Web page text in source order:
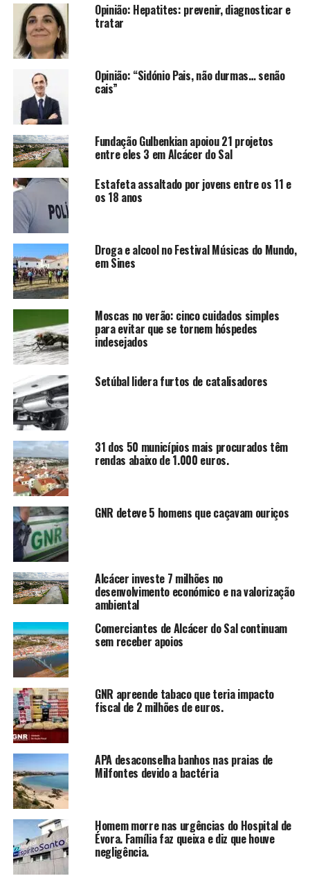
Opinião: Hepatites: prevenir, diagnosticar e
tratar
Opinião: “Sidónio Pais, não durmas… senão
cais”
Fundação Gulbenkian apoiou 21 projetos
entre eles 3 em Alcácer do Sal
Estafeta assaltado por jovens entre os 11 e
os 18 anos
Droga e alcool no Festival Músicas do Mundo,
em Sines
Moscas no verão: cinco cuidados simples
para evitar que se tornem hóspedes
indesejados
Setúbal lidera furtos de catalisadores
31 dos 50 municípios mais procurados têm
rendas abaixo de 1.000 euros.
GNR deteve 5 homens que caçavam ouriços
Alcácer investe 7 milhões no
desenvolvimento económico e na valorização
ambiental
Comerciantes de Alcácer do Sal continuam
sem receber apoios
GNR apreende tabaco que teria impacto
fiscal de 2 milhões de euros.
APA desaconselha banhos nas praias de
Milfontes devido a bactéria
Homem morre nas urgências do Hospital de
Évora. Família faz queixa e diz que houve
negligência.